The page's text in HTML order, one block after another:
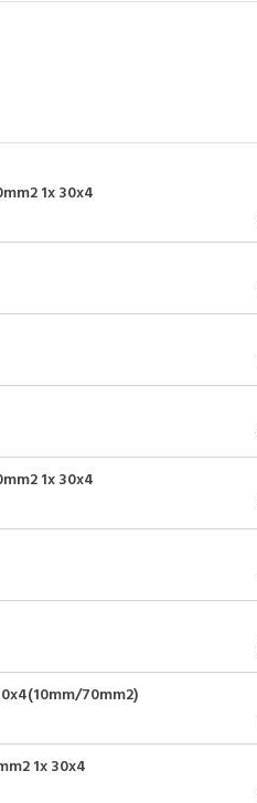
1x 30x4
1x 30x4
70mm2)
1x 30x4